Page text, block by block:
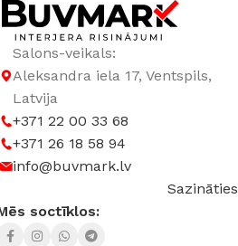
Salons-veikals:
Aleksandra iela 17, Ventspils,
Latvija
+371 22 00 33 68
+371 26 18 58 94
info@buvmark.lv
Sazināties
soctīklos: